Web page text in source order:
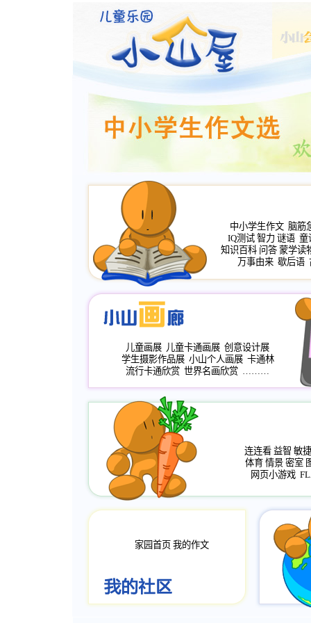
中小学生作文 脑筋
IQ测试 智力 谜语 童
知识百科 问答 蒙学读
万事由来 歇后语
儿童画展 儿童卡通画展 创意设计展
学生摄影作品展 小山个人画展 卡通林
流行卡通欣赏 世界名画欣赏 ………
连连看 益智 敏捷
体育 情景 密室
网页小游戏
家园首页 我的作文